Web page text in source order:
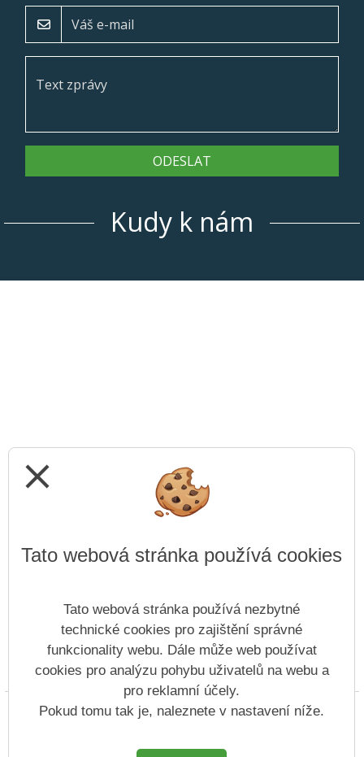
ODESLAT
Kudy k nám
Prohlášení o přístupnosti Mapa webu Cookies
Copyright © 2022 - 2023 SZŠ Antonína Sochora &
close
Tato webová stránka používá cookies
Tato webová stránka používá nezbytné
technické cookies pro zajištění správné
funkcionality webu. Dále může web používat
cookies pro analýzu pohybu uživatelů na webu a
pro reklamní účely.
Pokud tomu tak je, naleznete v nastavení níže.